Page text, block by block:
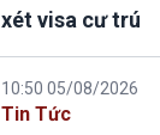
xét visa cư trú
10:50 05/08/2026
Tin Tức